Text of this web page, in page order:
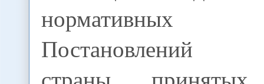
нормативных
Постановлений